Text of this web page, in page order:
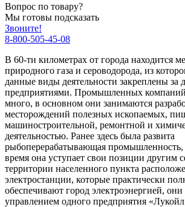
Вопрос по товару?
Мы готовы подсказать
Звоните!
8-800-505-45-08
В 60-ти километрах от города находится
природного газа и сероводорода, из
данные виды деятельности закреплены за
предприятиями. Промышленных
много, в основном они занимаются
месторождений полезных ископаемых,
машиностроительной, ремонтной и
деятельностью. Ранее здесь была развита
рыбоперерабатывающая промышленность,
время она уступает свои позиции другим
территории населенного пункта
электростанции, которые практически
обеспечивают город электроэнергией, они
управлением одного предприятия